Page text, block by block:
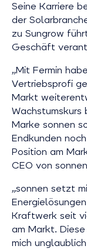
Seine Karriere
der
zu Sungrow
Geschäft
„Mit Fermin
Vertriebsprofi
Markt
Wachstumskurs
Marke sonnen
Endkunden
Position am
CEO von
„sonnen setzt
Kraftwerk seit
am Markt.
mich